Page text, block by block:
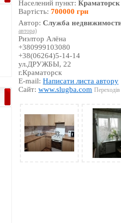
Населений пункт:Краматорск
Вартість:700000 грн
Автор:Служба
автора)
Риэлтор Алёна
+380999103080
+38(06264)5-14-14
ул.ДРУЖБЫ, 22
г.Краматорск
E-mail:Написати листа автору
Сайт:www.slugba.com